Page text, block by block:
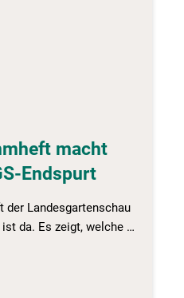
macht
Endspurt
der Landesgartenschau
da. Es zeigt, welche …